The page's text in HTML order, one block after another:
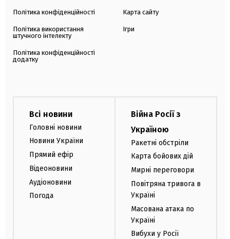
Політика конфіденційності
Політика використання
штучного інтелекту
Політика конфіденційності
додатку
Карта сайту
Ігри
Всі новини
Головні новини
Новини України
Прямий ефір
Відеоновини
Аудіоновини
Погода
Війна Росії з
Україною
Ракетні обстріли
Карта бойових дій
Мирні переговори
Повітряна тривога в
Україні
Масована атака по
Україні
Вибухи у Росії